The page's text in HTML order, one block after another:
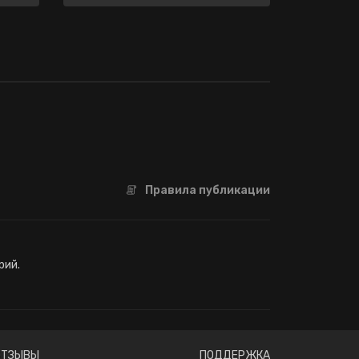
Правила публикации
ПОДДЕРЖКА